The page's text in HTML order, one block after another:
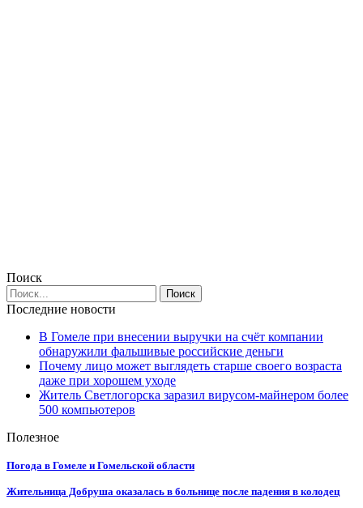
Поиск
Последние новости
В Гомеле при внесении выручки на счёт компании
обнаружили фальшивые российские деньги
Почему лицо может выглядеть старше своего возраста
даже при хорошем уходе
Житель Светлогорска заразил вирусом-майнером более
500 компьютеров
Полезное
Погода в Гомеле и Гомельской области
Жительница Добруша оказалась в больнице после падения в колодец